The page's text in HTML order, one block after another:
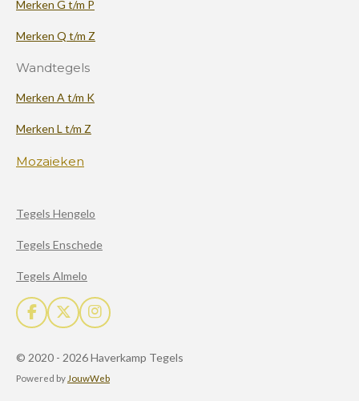
Merken G t/m P
Merken Q t/m Z
Wandtegels
Merken A t/m K
Merken L t/m Z
Mozaieken
Tegels Hengelo
Tegels Enschede
Tegels Almelo
F
a
e
b
X
I
n
t
a
© 2020 - 2026 Haverkamp Tegels
Powered by JouwWeb